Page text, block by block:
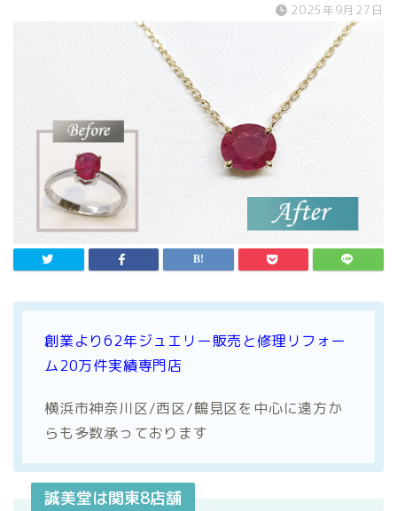
2025年9月27日
創業より62年ジュエリー販売と修理 リフォー
ム20万件実績専門店
横浜市神奈川区/西区/鶴見区を中心に遠方か
らも多数承っております
誠美堂は関東8店舗